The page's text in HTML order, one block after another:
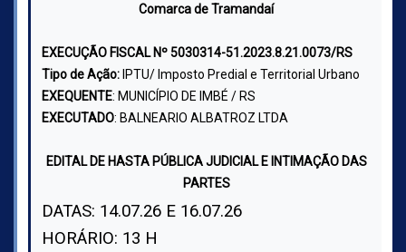
Comarca de Tramandaí
EXECUÇÃO FISCAL Nº 5030314-51.2023.8.21.0073/RS
Tipo de Ação: IPTU/ Imposto Predial e Territorial Urbano
EXEQUENTE: MUNICÍPIO DE IMBÉ / RS
EXECUTADO: BALNEARIO ALBATROZ LTDA
EDITAL DE HASTA PÚBLICA JUDICIAL E INTIMAÇÃO DAS
PARTES
DATAS: 14.07.26 E 16.07.26
HORÁRIO: 13 H